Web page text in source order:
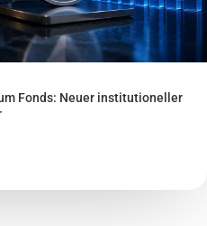
Fonds: Neuer institutioneller